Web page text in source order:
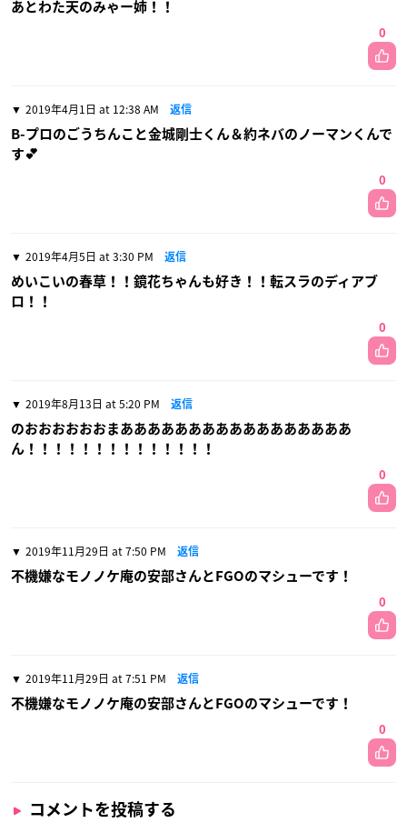
あとわた天のみゃー姉！！
0
2019年4月1日 at 12:38 AM 返信
B-プロのごうちんこと金城剛士くん＆約ネバのノーマンくんで
す💕
0
2019年4月5日 at 3:30 PM 返信
めいこいの春草！！鏡花ちゃんも好き！！転スラのディアブ
ロ！！
0
2019年8月13日 at 5:20 PM 返信
のおおおおおおまあああああああああああああああああ
ん！！！！！！！！！！！！！！
0
2019年11月29日 at 7:50 PM 返信
不機嫌なモノノケ庵の安部さんとFGOのマシューです！
0
2019年11月29日 at 7:51 PM 返信
不機嫌なモノノケ庵の安部さんとFGOのマシューです！
0
コメントを投稿する